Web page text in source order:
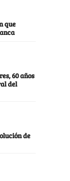
que
60 años
del
de